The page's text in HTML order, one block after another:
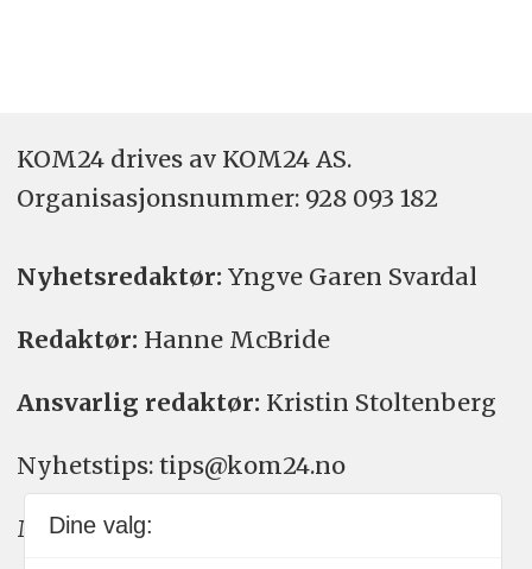
KOM24 drives av KOM24 AS.
Organisasjons­nummer: 928 093 182
Nyhetsredaktør: Yngve Garen Svardal
Redaktør: Hanne McBride
Ansvarlig redaktør: Kristin Stoltenberg
Nyhetstips: tips@kom24.no
Meninger: meninger@kom24.no
Dine valg: